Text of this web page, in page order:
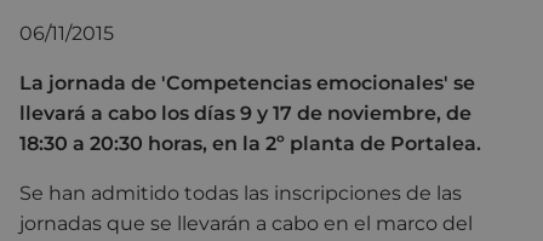
06/11/2015
La jornada de 'Competencias emocionales' se
llevará a cabo los días 9 y 17 de noviembre, de
18:30 a 20:30 horas, en la 2º planta de Portalea.
Se han admitido todas las inscripciones de las
jornadas que se llevarán a cabo en el marco del